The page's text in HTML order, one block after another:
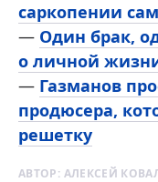
саркопении
— Один брак,
о личной
— Газманов
продюсера,
решетку
АВТОР: АЛЕКСЕЙ